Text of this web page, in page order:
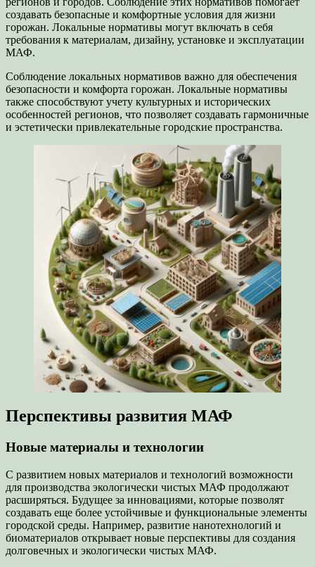
создавать безопасные и комфортные условия для жизни
горожан. Локальные нормативы могут включать в себя
требования к материалам, дизайну, установке и эксплуатации
МАФ.
Соблюдение локальных нормативов важно для обеспечения
безопасности и комфорта горожан. Локальные нормативы
также способствуют учету культурных и исторических
особенностей регионов, что позволяет создавать гармоничные
и эстетически привлекательные городские пространства.
Перспективы развития МАФ
Новые материалы и технологии
С развитием новых материалов и технологий возможности
для производства экологически чистых МАФ продолжают
расширяться. Будущее за инновациями, которые позволят
создавать еще более устойчивые и функциональные элементы
городской среды. Например, развитие нанотехнологий и
биоматериалов открывает новые перспективы для создания
долговечных и экологически чистых МАФ.